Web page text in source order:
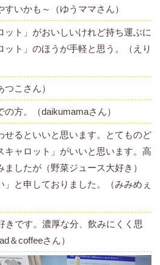
いかも～（ゆうママさん）
ット」がおいしいけれど持ち運ぶに
ット」のほうが手軽と思う。（えり
こさん）
方。（daikumamaさん）
せるといいと思います。とてものど
キャロット」がいいと思います。高
したが（野菜ジュース大好き）
」と申しておりました。（みみめぇ
きです。濃厚な分、飲みにくく思
＆coffeeさん）